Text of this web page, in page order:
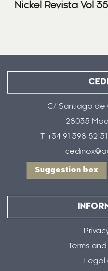
Nickel Revista Vol
C/ Santiago de
28035
T +34 91 398 52
Suggestion box
Terms
Legal